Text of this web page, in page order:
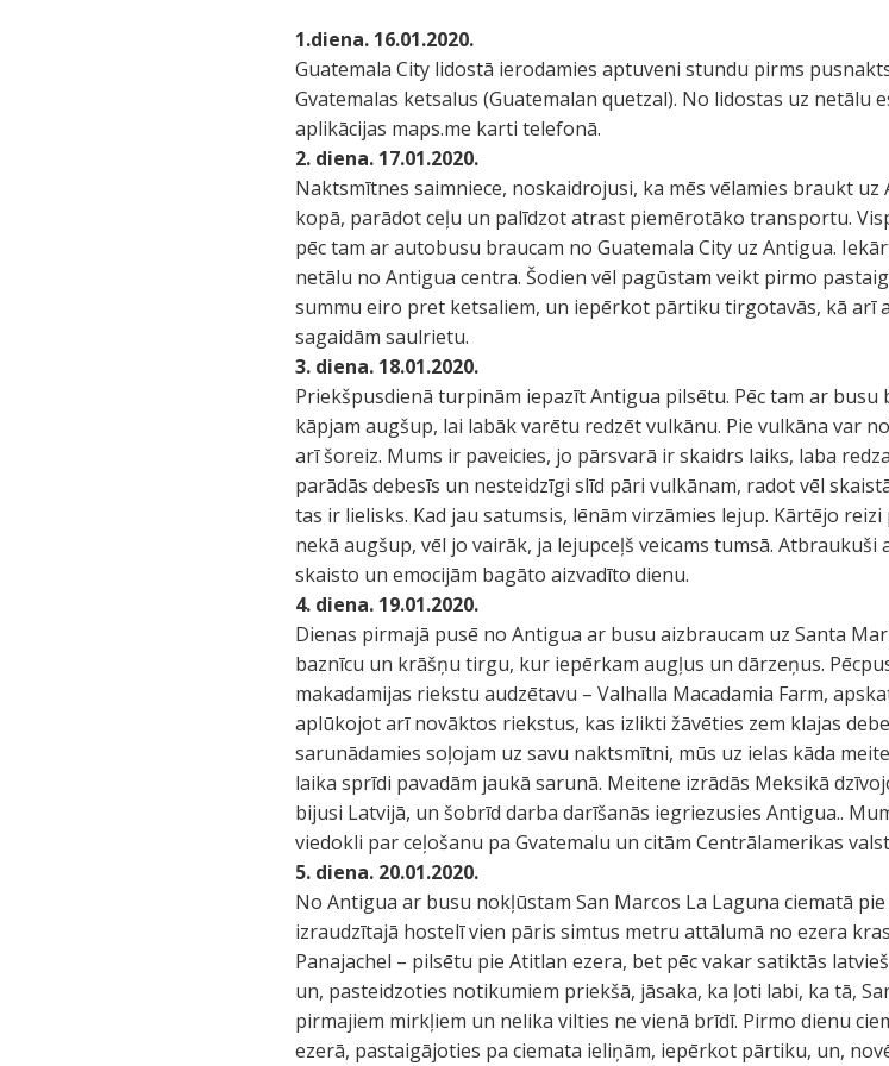
1.diena. 16.01.2020.
Guatemala City lidostā ierodamies aptuveni stundu pirms
Gvatemalas ketsalus (Guatemalan quetzal). No lidostas uz netālu
aplikācijas maps.me karti telefonā.
2. diena. 17.01.2020.
Naktsmītnes saimniece, noskaidrojusi, ka mēs vēlamies braukt
kopā, parādot ceļu un palīdzot atrast piemērotāko transportu.
pēc tam ar autobusu braucam no Guatemala City uz Antigua.
netālu no Antigua centra. Šodien vēl pagūstam veikt pirmo
summu eiro pret ketsaliem, un iepērkot pārtiku tirgotavās, kā arī
sagaidām saulrietu.
3. diena. 18.01.2020.
Priekšpusdienā turpinām iepazīt Antigua pilsētu. Pēc tam ar
kāpjam augšup, lai labāk varētu redzēt vulkānu. Pie vulkāna var
arī šoreiz. Mums ir paveicies, jo pārsvarā ir skaidrs laiks, laba
parādās debesīs un nesteidzīgi slīd pāri vulkānam, radot vēl
tas ir lielisks. Kad jau satumsis, lēnām virzāmies lejup. Kārtējo
nekā augšup, vēl jo vairāk, ja lejupceļš veicams tumsā.
skaisto un emocijām bagāto aizvadīto dienu.
4. diena. 19.01.2020.
Dienas pirmajā pusē no Antigua ar busu aizbraucam uz Santa
baznīcu un krāšņu tirgu, kur iepērkam augļus un dārzeņus.
makadamijas riekstu audzētavu – Valhalla Macadamia Farm,
aplūkojot arī novāktos riekstus, kas izlikti žāvēties zem klajas
sarunādamies soļojam uz savu naktsmītni, mūs uz ielas kāda
laika sprīdi pavadām jaukā sarunā. Meitene izrādās Meksikā
bijusi Latvijā, un šobrīd darba darīšanās iegriezusies Antigua..
viedokli par ceļošanu pa Gvatemalu un citām Centrālamerikas
5. diena. 20.01.2020.
No Antigua ar busu nokļūstam San Marcos La Laguna ciematā
izraudzītajā hostelī vien pāris simtus metru attālumā no ezera
Panajachel – pilsētu pie Atitlan ezera, bet pēc vakar satiktās
un, pasteidzoties notikumiem priekšā, jāsaka, ka ļoti labi, ka tā,
pirmajiem mirkļiem un nelika vilties ne vienā brīdī. Pirmo dienu
ezerā, pastaigājoties pa ciemata ieliņām, iepērkot pārtiku, un,